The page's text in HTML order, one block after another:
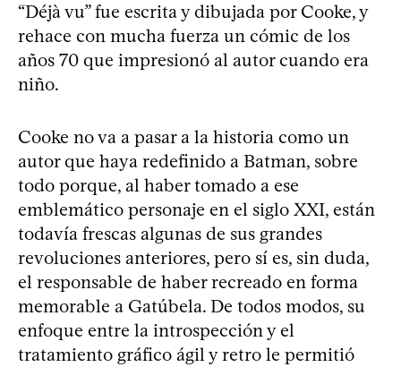
“Déjà vu” fue escrita y dibujada por Cooke, y
rehace con mucha fuerza un cómic de los
años 70 que impresionó al autor cuando era
niño.
Cooke no va a pasar a la historia como un
autor que haya redefinido a Batman, sobre
todo porque, al haber tomado a ese
emblemático personaje en el siglo XXI, están
todavía frescas algunas de sus grandes
revoluciones anteriores, pero sí es, sin duda,
el responsable de haber recreado en forma
memorable a Gatúbela. De todos modos, su
enfoque entre la introspección y el
tratamiento gráfico ágil y retro le permitió